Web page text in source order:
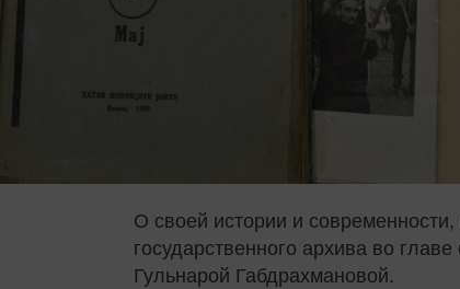
О своей истории и
государственного архива во
Гульнарой Габдрахмановой.